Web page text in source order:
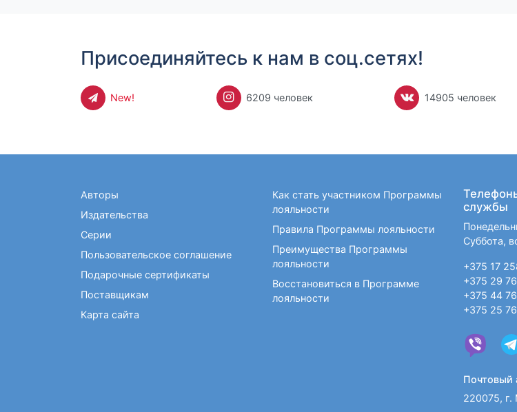
Присоединяйтесь к нам в соц.сетях!
New! 6209 человек 14905 человек
Авторы
Издательства
Серии
Пользовательское соглашение
Подарочные сертификаты
Поставщикам
Карта сайта
Как стать участником Программы
лояльности
Правила Программы лояльности
Преимущества Программы
лояльности
Восстановиться в Программе
лояльности
службы
Суббота,
+375 17
+375 29
+375 44
+375 25
Почтовый
220075, г.